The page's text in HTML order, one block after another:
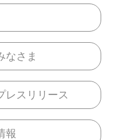
なさま
レスリリース
報